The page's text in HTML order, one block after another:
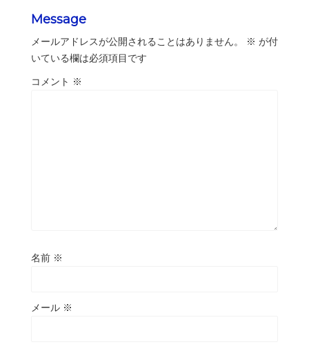
Message
メールアドレスが公開されることはありません。 ※ が付
いている欄は必須項目です
コメント ※
名前 ※
メール ※